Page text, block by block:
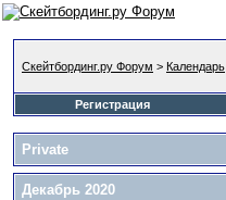
Скейтбординг.ру Форум > Календарь
Регистрация
Private
Декабрь 2020